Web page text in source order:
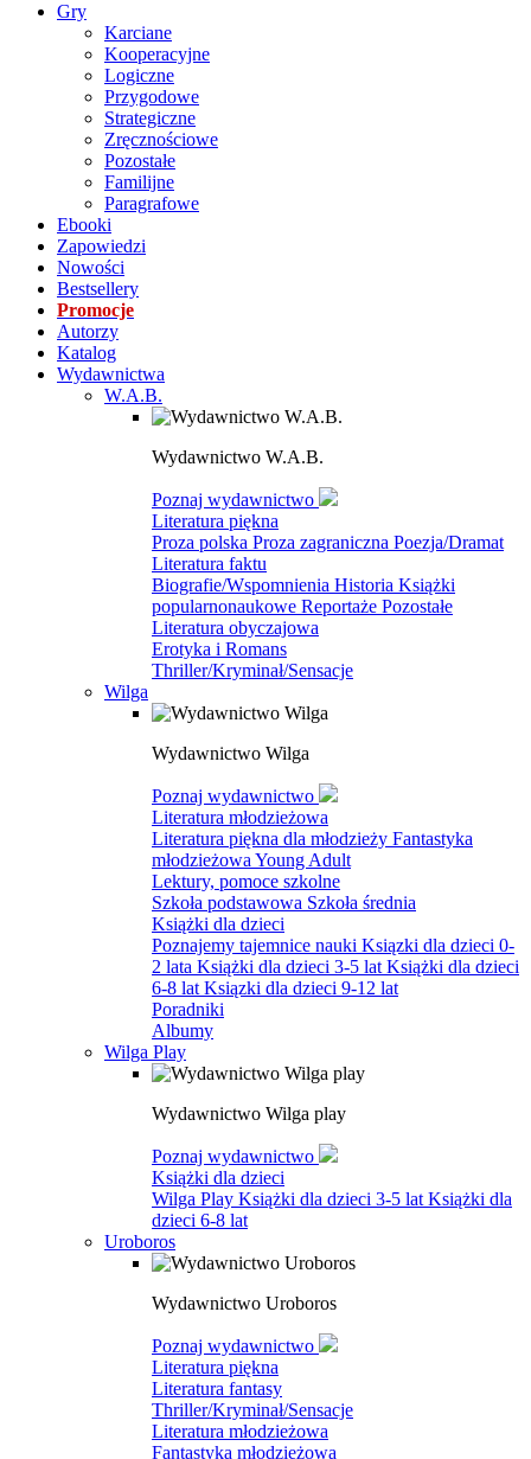
Gry
Karciane
Kooperacyjne
Logiczne
Przygodowe
Strategiczne
Zręcznościowe
Pozostałe
Familijne
Paragrafowe
Ebooki
Zapowiedzi
Nowości
Bestsellery
Promocje
Autorzy
Katalog
Wydawnictwa
W.A.B.
Wydawnictwo W.A.B.
Poznaj wydawnictwo
Literatura piękna
Proza polska Proza zagraniczna Poezja/Dramat
Literatura faktu
Biografie/Wspomnienia Historia Książki
popularnonaukowe Reportaże Pozostałe
Literatura obyczajowa
Erotyka i Romans
Thriller/Kryminał/Sensacje
Wilga
Wydawnictwo Wilga
Poznaj wydawnictwo
Literatura młodzieżowa
Literatura piękna dla młodzieży Fantastyka
młodzieżowa Young Adult
Lektury, pomoce szkolne
Szkoła podstawowa Szkoła średnia
Książki dla dzieci
Poznajemy tajemnice nauki Ksiązki dla dzieci 0-
2 lata Książki dla dzieci 3-5 lat Książki dla dzieci
6-8 lat Ksiązki dla dzieci 9-12 lat
Poradniki
Albumy
Wilga Play
Wydawnictwo Wilga play
Poznaj wydawnictwo
Książki dla dzieci
Wilga Play Książki dla dzieci 3-5 lat Książki dla
dzieci 6-8 lat
Uroboros
Wydawnictwo Uroboros
Poznaj wydawnictwo
Literatura piękna
Literatura fantasy
Thriller/Kryminał/Sensacje
Literatura młodzieżowa
Fantastyka młodzieżowa